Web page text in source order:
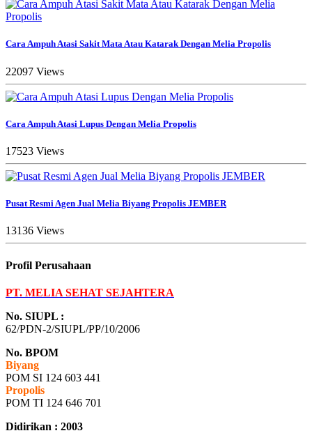
Cara Ampuh Atasi Sakit Mata Atau Katarak Dengan Melia Propolis
22097 Views
Cara Ampuh Atasi Lupus Dengan Melia Propolis
17523 Views
Pusat Resmi Agen Jual Melia Biyang Propolis JEMBER
13136 Views
Profil Perusahaan
PT. MELIA SEHAT SEJAHTERA
No. SIUPL :
62/PDN-2/SIUPL/PP/10/2006
No. BPOM
Biyang
POM SI 124 603 441
Propolis
POM TI 124 646 701
Didirikan : 2003